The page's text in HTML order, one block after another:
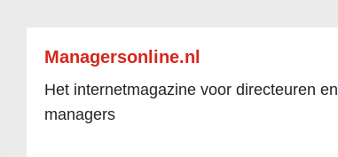
Managersonline.nl
Het internetmagazine voor directeuren en
managers